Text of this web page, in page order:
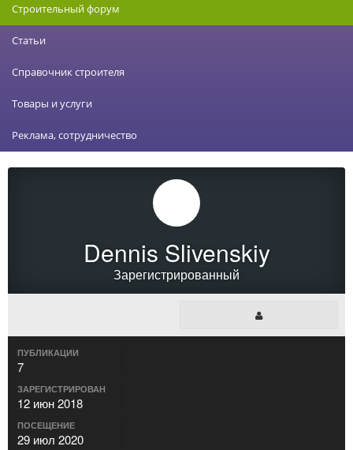
Строительный форум
Статьи
Справочник строителя
Товары и услуги
Реклама, сотрудничество
Dennis Slivenskiy
Зарегистрированный
ПУБЛИКАЦИИ
7
ЗАРЕГИСТРИРОВАН
12 июн 2018
ПОСЕЩЕНИЕ
29 июл 2020